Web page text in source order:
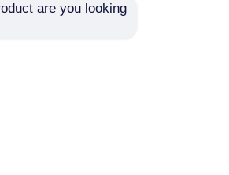
are you looking